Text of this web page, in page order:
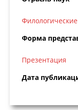
Форма
Презентация
Дата